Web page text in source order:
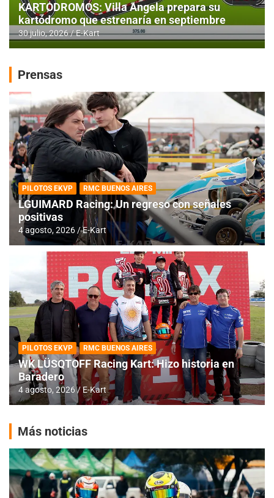
KARTODROMOS: Villa Angela prepara su
kartódromo que estrenaría en septiembre
30 julio, 2026 E-Kart
Prensas
PILOTOS EKVP RMC BUENOS AIRES
LGUIMARD Racing: Un regreso con señales
positivas
4 agosto, 2026 E-Kart
PILOTOS EKVP RMC BUENOS AIRES
WK LÜSQTOFF Racing Kart: Hizo historia en
Baradero
4 agosto, 2026 E-Kart
Más noticias